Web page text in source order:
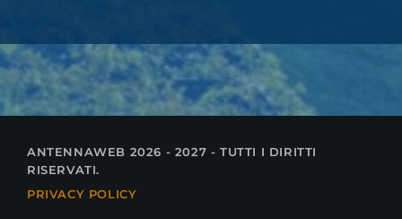
ANTENNAWEB 2026 - 2027 - TUTTI I DIRITTI
RISERVATI.
PRIVACY POLICY